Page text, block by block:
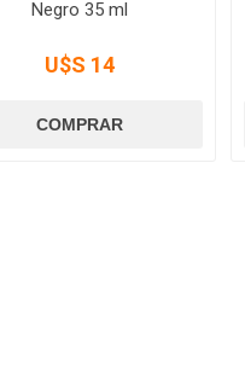
Negro 35 ml
U$S 14